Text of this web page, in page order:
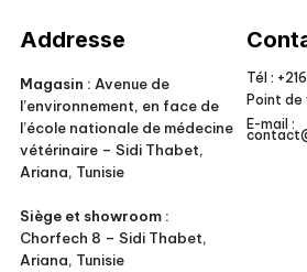
Addresse
Magasin : Avenue de
l’environnement, en face de
l’école nationale de médecine
vétérinaire – Sidi Thabet,
Ariana, Tunisie
Siège et showroom :
Chorfech 8 – Sidi Thabet,
Ariana, Tunisie
Tél :
Point de
E-mail :